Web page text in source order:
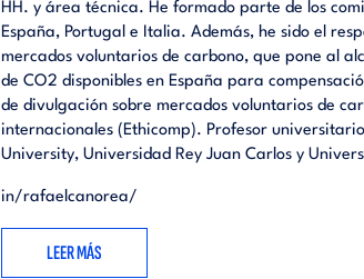
HH. y área técnica. He formado parte de los
España, Portugal e Italia. Además, he sido el
mercados voluntarios de carbono, que pone al
de CO2 disponibles en España para
de divulgación sobre mercados voluntarios de
internacionales (Ethicomp). Profesor
University, Universidad Rey Juan Carlos y
in/rafaelcanorea/
LEER MÁS